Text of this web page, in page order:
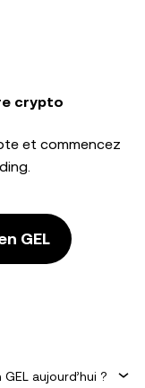
crypto
et commencez
GEL
aujourd’hui ?